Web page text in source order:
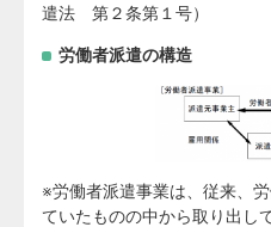
遣法 第２条第１号）
労働者派遣の構造
※労働者派遣事業は、従来、
ていたものの中から取り出し